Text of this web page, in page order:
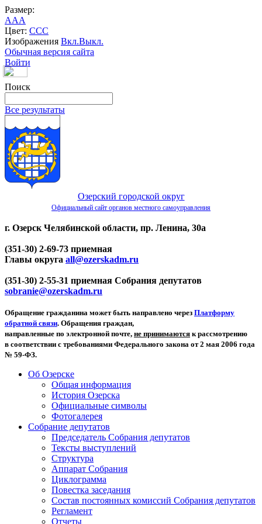
Размер:
AAA
Цвет: CCC
Изображения Вкл.Выкл.
Обычная версия сайта
Войти
Поиск
Все результаты
Озерский городской округ
Официальный сайт органов местного самоуправления
г. Озерск Челябинской области, пр. Ленина, 30а
(351-30) 2-69-73 приемная
Главы округа all@ozerskadm.ru
(351-30) 2-55-31 приемная Собрания депутатов
sobranie@ozerskadm.ru
Обращение гражданина может быть направлено через Платформу
обратной связи. Обращения граждан,
направленные по электронной почте, не принимаются к рассмотрению
в соответствии с требованиями Федерального закона от 2 мая 2006 года
№ 59-ФЗ.
Об Озерске
Общая информация
История Озерска
Официальные символы
Фотогалерея
Собрание депутатов
Председатель Собрания депутатов
Тексты выступлений
Структура
Аппарат Собрания
Циклограмма
Повестка заседания
Состав постоянных комиссий Собрания депутатов
Регламент
Отчеты